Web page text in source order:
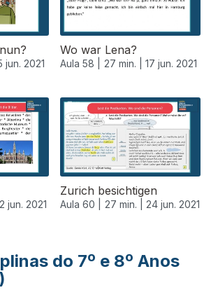
jun. 2021
Wo war Lena?
Aula 58 | 27 min. | 17 jun. 2021
jun. 2021
Zurich besichtigen
Aula 60 | 27 min. | 24 jun. 2021
do 7º e 8º Anos